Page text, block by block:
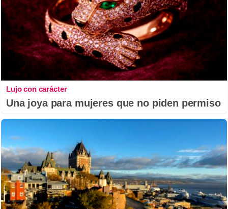
Lujo con carácter
Una joya para mujeres que no piden permiso